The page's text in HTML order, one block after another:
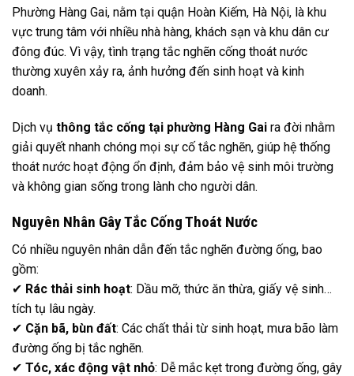
Phường Hàng Gai, nằm tại quận Hoàn Kiếm, Hà Nội, là khu
vực trung tâm với nhiều nhà hàng, khách sạn và khu dân cư
đông đúc. Vì vậy, tình trạng tắc nghẽn cống thoát nước
thường xuyên xảy ra, ảnh hưởng đến sinh hoạt và kinh
doanh.
Dịch vụ thông tắc cống tại phường Hàng Gai ra đời nhằm
giải quyết nhanh chóng mọi sự cố tắc nghẽn, giúp hệ thống
thoát nước hoạt động ổn định, đảm bảo vệ sinh môi trường
và không gian sống trong lành cho người dân.
Nguyên Nhân Gây Tắc Cống Thoát Nước
Có nhiều nguyên nhân dẫn đến tắc nghẽn đường ống, bao
gồm:
✔ Rác thải sinh hoạt: Dầu mỡ, thức ăn thừa, giấy vệ sinh…
tích tụ lâu ngày.
✔ Cặn bã, bùn đất: Các chất thải từ sinh hoạt, mưa bão làm
đường ống bị tắc nghẽn.
✔ Tóc, xác động vật nhỏ: Dễ mắc kẹt trong đường ống, gây